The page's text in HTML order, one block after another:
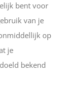
bent voor
van je
op
je
bekend